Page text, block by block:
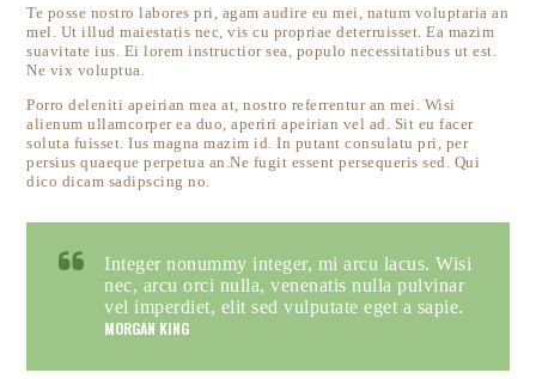
Te posse nostro labores pri, agam audire eu mei, natum voluptaria an
mel. Ut illud maiestatis nec, vis cu propriae deterruisset. Ea mazim
suavitate ius. Ei lorem instructior sea, populo necessitatibus ut est.
Ne vix voluptua.
Porro deleniti apeirian mea at, nostro referrentur an mei. Wisi
alienum ullamcorper ea duo, aperiri apeirian vel ad. Sit eu facer
soluta fuisset. Ius magna mazim id. In putant consulatu pri, per
persius quaeque perpetua an.Ne fugit essent persequeris sed. Qui
dico dicam sadipscing no.
Integer nonummy integer, mi arcu lacus. Wisi
nec, arcu orci nulla, venenatis nulla pulvinar
vel imperdiet, elit sed vulputate eget a sapie.
MORGAN KING